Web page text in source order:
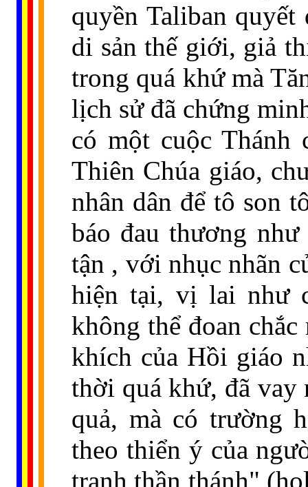
quyền Taliban
di sản thế giới, giả
trong quá khứ mà
lịch sử đã chứng
có một cuộc Thánh
Thiên Chúa giáo,
nhân dân để tô son
báo đau thương
tận , với nhục nhãn
hiện tại, vị lai như
không thể đoan
khích của Hồi giáo
thời quá khứ, đã vay
quả, mà có trường
theo thiển ý của
tranh thần thánh"